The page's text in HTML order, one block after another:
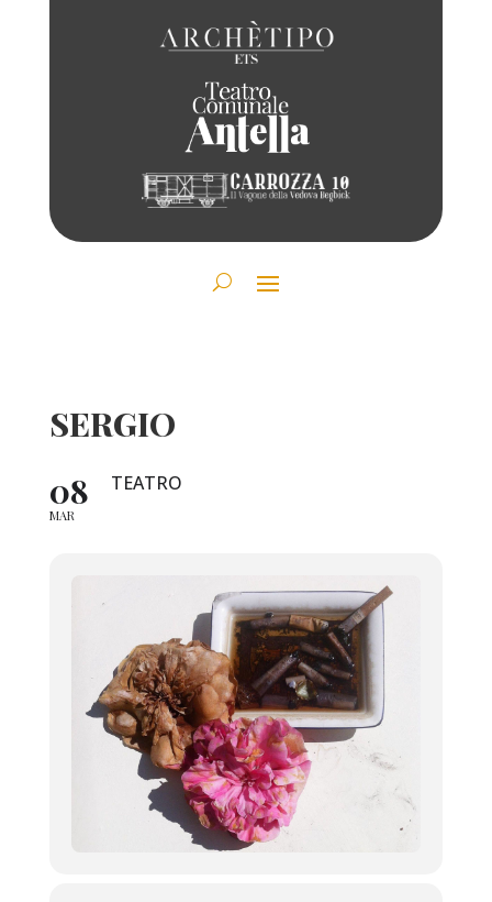
SERGIO
08
MAR
TEATRO